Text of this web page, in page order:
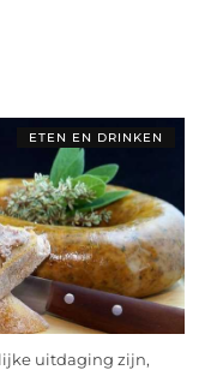
ETEN EN DRINKEN
uitdaging zijn,